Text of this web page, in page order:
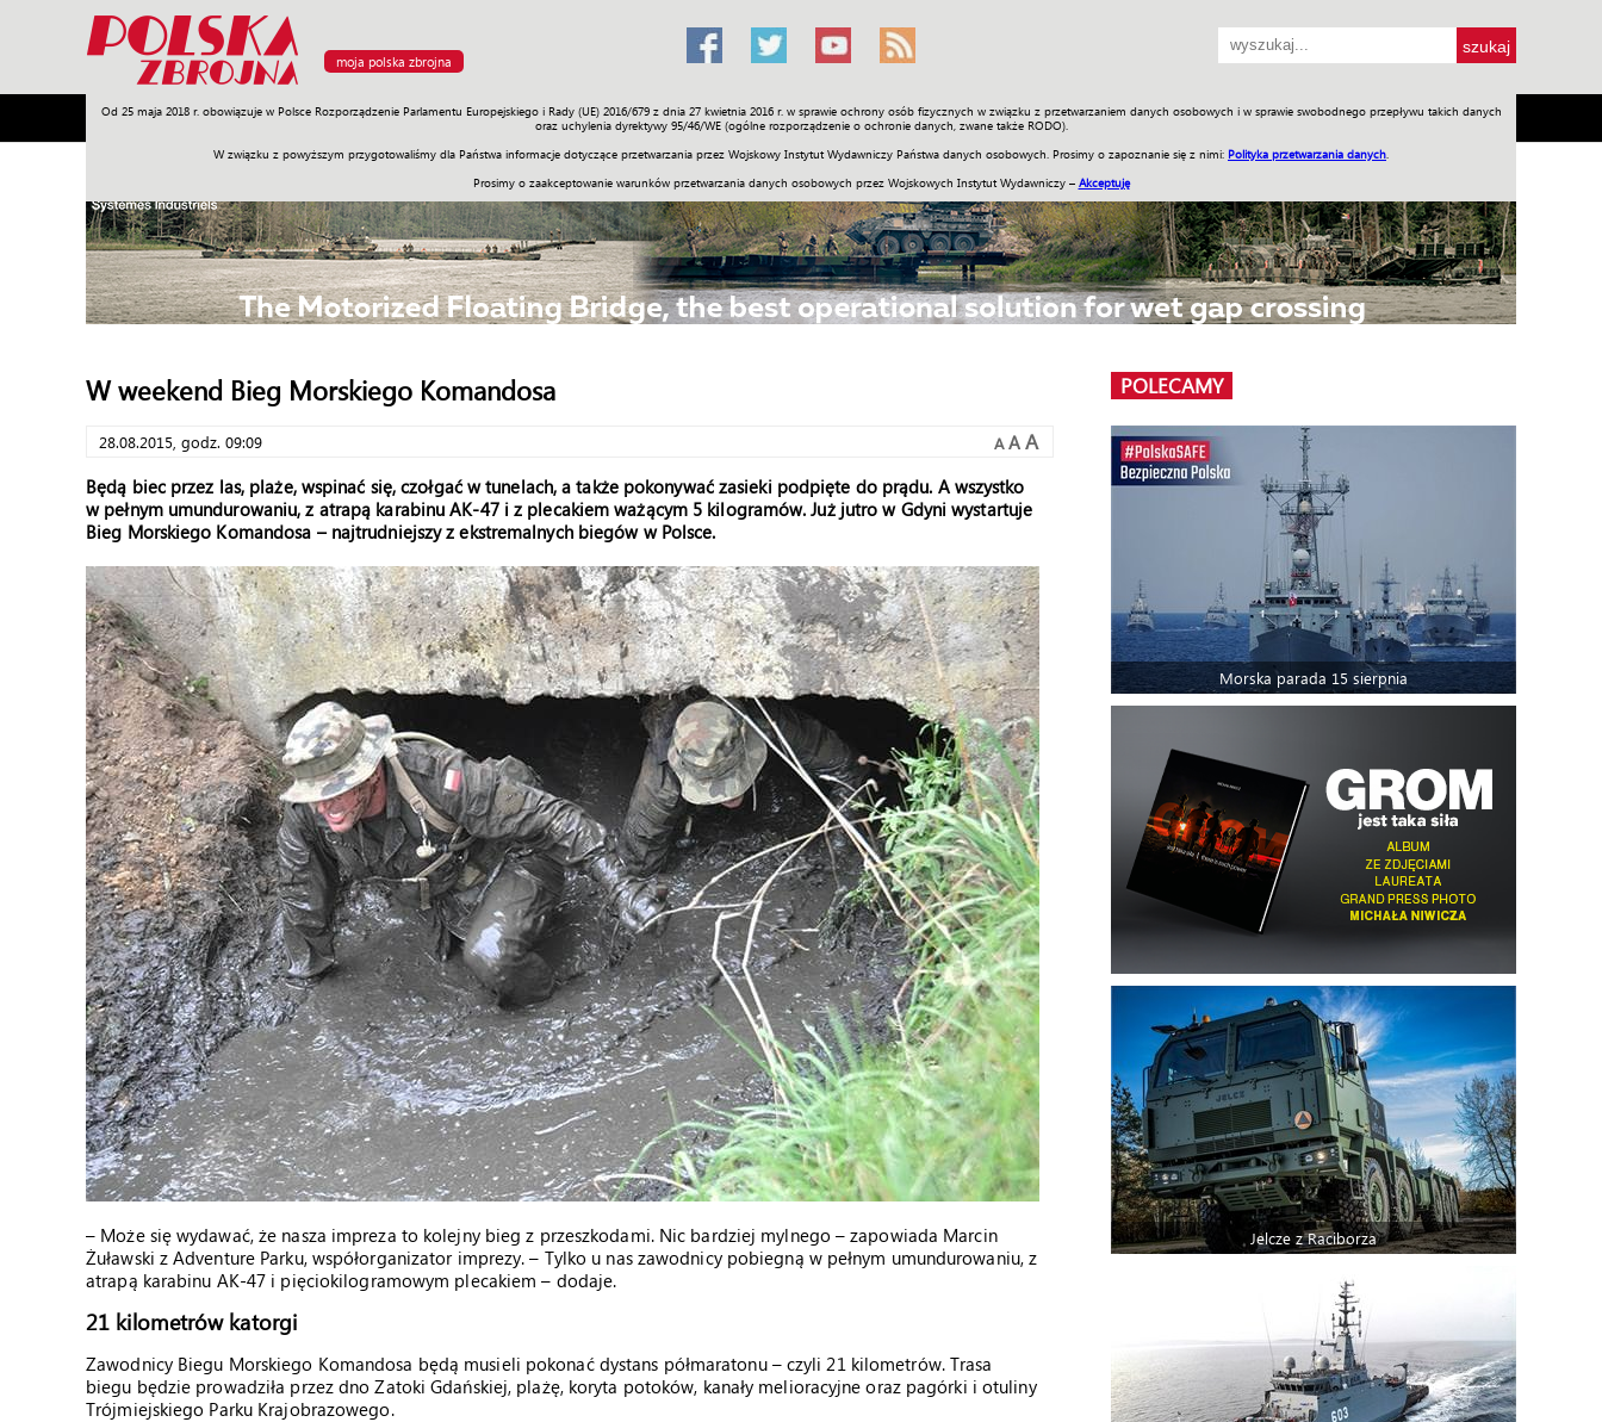
moja polska zbrojna
Od 25 maja 2018 r. obowiązuje w Polsce Rozporządzenie Parlamentu Europejskiego i Rady (UE) 2016/679 z dnia 27 kwietnia 2016 r. w sprawie ochrony osób fizycznych w związku z przetwarzaniem danych osobowych i w sprawie swobodnego przepływu takich danych
oraz uchylenia dyrektywy 95/46/WE (ogólne rozporządzenie o ochronie danych, zwane także RODO).
W związku z powyższym przygotowaliśmy dla Państwa informacje dotyczące przetwarzania przez Wojskowy Instytut Wydawniczy Państwa danych osobowych. Prosimy o zapoznanie się z nimi: Polityka przetwarzania danych
Prosimy o zaakceptowanie warunków przetwarzania danych osobowych przez Wojskowych Instytut Wydawniczy – Akceptuję
Armia Poligon Sprzęt Misje Polityka Prawo Świat Społeczność Sport Historia Galerie Wideo ENGLISH SKLEP Jednodniówki Praca w WIW
W weekend Bieg Morskiego Komandosa
28.08.2015, godz. 09:09 A A A
Będą biec przez las, plaże, wspinać się, czołgać w tunelach, a także pokonywać zasieki podpięte do prądu. A wszystko
w pełnym umundurowaniu, z atrapą karabinu AK-47 i z plecakiem ważącym 5 kilogramów. Już jutro w Gdyni wystartuje
Bieg Morskiego Komandosa – najtrudniejszy z ekstremalnych biegów w Polsce.
– Może się wydawać, że nasza impreza to kolejny bieg z przeszkodami. Nic bardziej mylnego – zapowiada Marcin
Żuławski z Adventure Parku, współorganizator imprezy. – Tylko u nas zawodnicy pobiegną w pełnym umundurowaniu, z
atrapą karabinu AK-47 i pięciokilogramowym plecakiem – dodaje.
21 kilometrów katorgi
Zawodnicy Biegu Morskiego Komandosa będą musieli pokonać dystans półmaratonu – czyli 21 kilometrów. Trasa
biegu będzie prowadziła przez dno Zatoki Gdańskiej, plażę, koryta potoków, kanały melioracyjne oraz pagórki i otuliny
Trójmiejskiego Parku Krajobrazowego.
POLECAMY
Morska parada 15 sierpnia
Jelcze z Raciborza